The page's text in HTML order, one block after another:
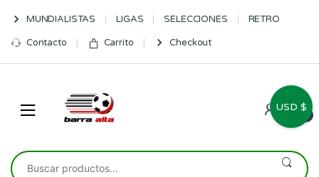
navigation
content
MUNDIALISTAS LIGAS SELECCIONES RETRO
Contacto Carrito Checkout
0
Buscar
por:
USD $